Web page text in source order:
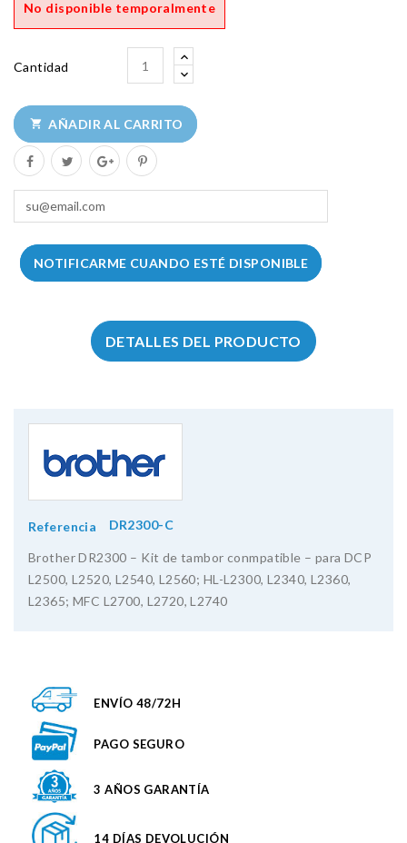
No disponible temporalmente
Cantidad
 AÑADIR AL CARRITO
NOTIFICARME CUANDO ESTÉ DISPONIBLE
DETALLES DEL PRODUCTO
Referencia DR2300-C
Brother DR2300 – Kit de tambor conmpatible – para DCP
L2500, L2520, L2540, L2560; HL-L2300, L2340, L2360,
L2365; MFC L2700, L2720, L2740
ENVÍO 48/72H
PAGO SEGURO
3 AÑOS GARANTÍA
14 DÍAS DEVOLUCIÓN